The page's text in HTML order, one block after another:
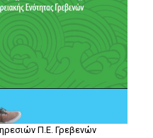
Π.Ε. Γρεβενών